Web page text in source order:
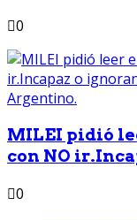
0
MILEI pidió
con NO
0